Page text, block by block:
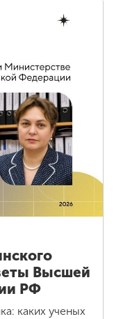
Высшей
РФ
каких ученых